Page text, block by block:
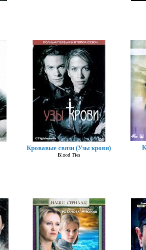
Кровавые связи (Узы крови)
Blood Ties